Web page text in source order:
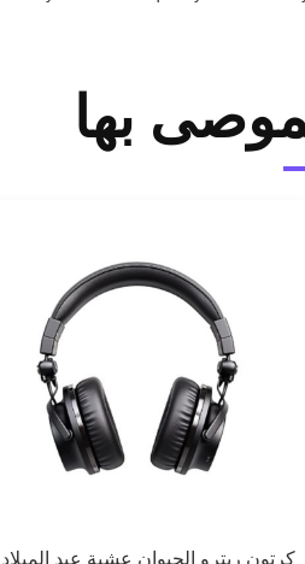
بها
كرتون ريترو الحيوان عشية عيد الميلاد